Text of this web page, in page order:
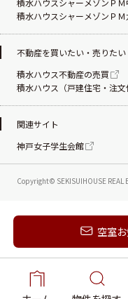
空室
Copyright© SEKISUIHOUSE REAL
積水ハウスシャーメゾンＰ
積水ハウスシャーメゾンＰＭ
不動産を買いたい・売りたい
積水ハウス不動産の売買
積水ハウス（戸建住宅・注文
関連サイト
神戸女子学生会館